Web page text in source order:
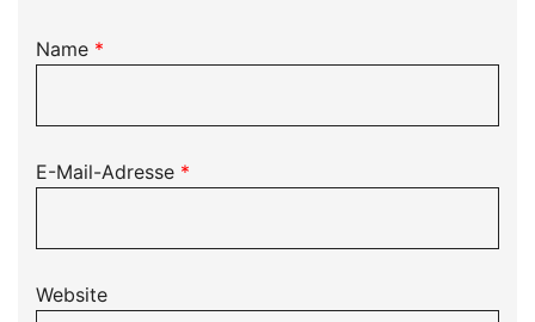
Name *
E-Mail-Adresse *
Website